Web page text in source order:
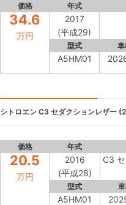
価格 年式
34.6
万円
2017
(平成29)
型式
A5HM01
シトロエン C3 セダクションレザー
価格 年式
20.5
万円
2016
(平成28)
C3
型式
A5HM01